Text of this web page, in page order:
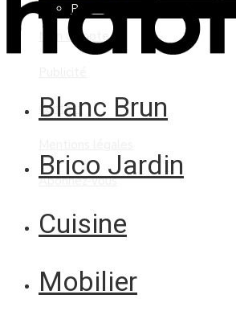
Panier
Mon compte
Contact
Abonnez-vous
Blanc Brun
Brico Jardin
Cuisine
Mobilier